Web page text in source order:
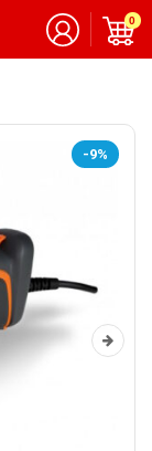
0
-9%